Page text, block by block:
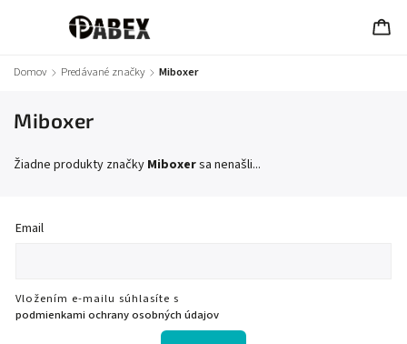
Domov / Predávané značky / Miboxer
Miboxer
Žiadne produkty značky Miboxersa nenašli...
Email
Vložením e-mailu súhlasíte s
podmienkami ochrany osobných údajov